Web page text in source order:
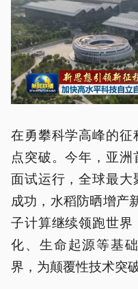
在勇攀科学高峰的
点突破。今年，亚
面试运行，全球最
成功，水稻防晒增产
子计算继续领跑世
化、生命起源等基
界，为颠覆性技术突